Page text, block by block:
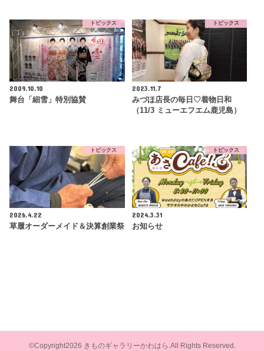
トピックス
2009.10.10
舞台「細雪」特別協賛
トピックス
2023.11.7
みづほ店長の毎日♡着物日和
（11/3 ミューエフエム鹿児島）
トピックス
2026.4.22
草履オーダーメイド＆決算創業祭
トピックス
2024.3.31
お知らせ
©Copyright2026 きものギャラリーかわはら .All Rights Reserved.